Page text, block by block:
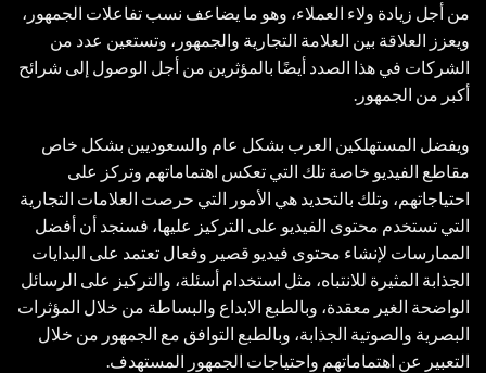
من أجل زيادة ولاء العملاء، وهو ما يضاعف نسب تفاعلات الجمهور،
ويعزز العلاقة بين العلامة التجارية والجمهور، وتستعين عدد من
الشركات في هذا الصدد أيضًا بالمؤثرين من أجل الوصول إلى شرائح
أكبر من الجمهور.
ويفضل المستهلكين العرب بشكل عام والسعوديين بشكل خاص
مقاطع الفيديو خاصة تلك التي تعكس اهتماماتهم وتركز على
احتياجاتهم، وتلك بالتحديد هي الأمور التي حرصت العلامات التجارية
التي تستخدم محتوى الفيديو على التركيز عليها، فسنجد أن أفضل
الممارسات لإنشاء محتوى فيديو قصير وفعال تعتمد على البدايات
الجذابة المثيرة للانتباه، مثل استخدام أسئلة، والتركيز على الرسائل
الواضحة الغير معقدة، وبالطبع الابداع والبساطة من خلال المؤثرات
البصرية والصوتية الجذابة، وبالطبع التوافق مع الجمهور من خلال
التعبير عن اهتماماتهم واحتياجات الجمهور المستهدف.